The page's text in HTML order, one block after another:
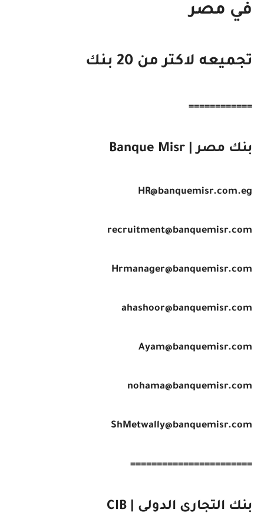
في مصر
تجميعه لاكتر من 20 بنك
============
بنك مصر | Banque Misr
HR@banquemisr.com.eg
recruitment@banquemisr.com
Hrmanager@banquemisr.com
ahashoor@banquemisr.com
Ayam@banquemisr.com
nohama@banquemisr.com
ShMetwally@banquemisr.com
=======================
بنك التجارى الدولى | CIB